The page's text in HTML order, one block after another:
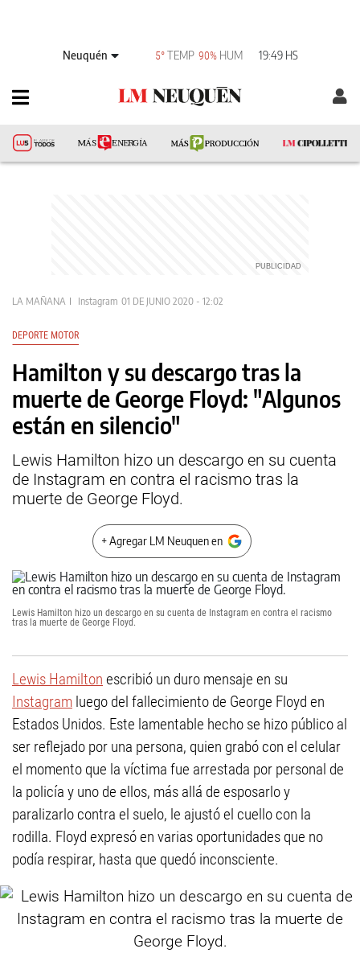
Neuquén 5° TEMP 90% HUM 19:49 HS
LA MAÑANA Instagram 01 DE JUNIO 2020 - 12:02
DEPORTE MOTOR
Hamilton y su descargo tras la
muerte de George Floyd: "Algunos
están en silencio"
Lewis Hamilton hizo un descargo en su cuenta
de Instagram en contra el racismo tras la
muerte de George Floyd.
+ Agregar LM Neuquen en
Lewis Hamilton hizo un descargo en su cuenta de Instagram en contra el racismo
tras la muerte de George Floyd.
Lewis Hamilton escribió un duro mensaje en su
Instagram luego del fallecimiento de George Floyd en
Estados Unidos. Este lamentable hecho se hizo público al
ser reflejado por una persona, quien grabó con el celular
el momento que la víctima fue arrestada por personal de
la policía y uno de ellos, más allá de esposarlo y
paralizarlo contra el suelo, le ajustó el cuello con la
rodilla. Floyd expresó en varias oportunidades que no
podía respirar, hasta que quedó inconsciente.